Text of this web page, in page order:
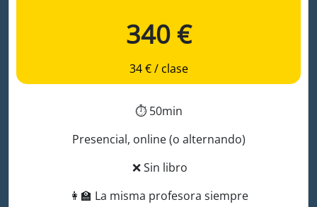
340 €
34 € / clase
⏱️50min
Presencial, online (o alternando)
❌Sin libro
👩‍🏫 La misma profesora siempre